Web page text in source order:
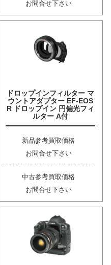
お問合せ下さい
ドロップインフィルター マ
ウントアダプター EF-EOS
R ドロップイン 円偏光フィ
ルター A付
新品参考買取価格
お問合せ下さい
中古参考買取価格
お問合せ下さい